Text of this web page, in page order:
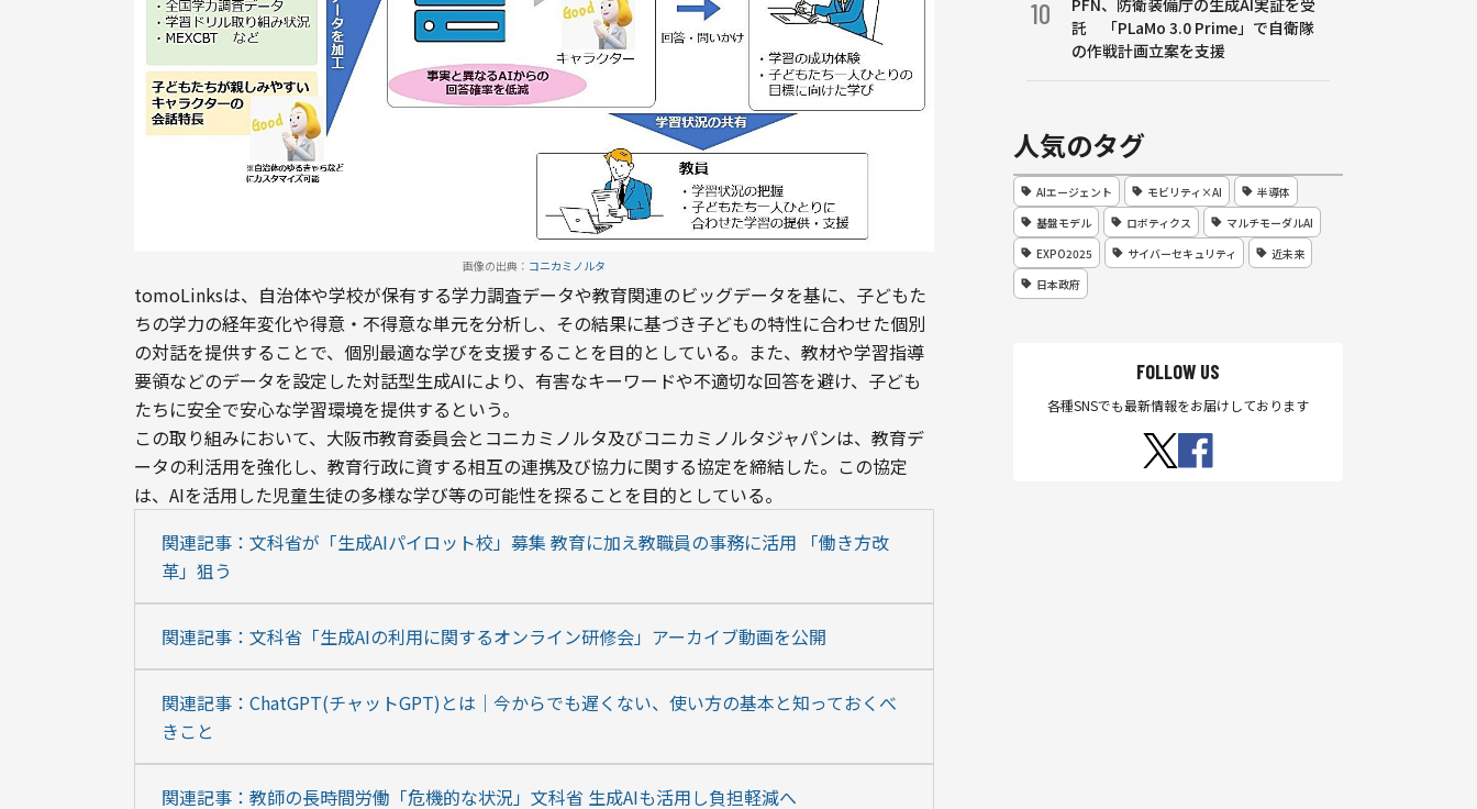
画像の出典： コニカミノルタ
tomoLinksは、自治体や学校が保有する学力調査データや教育関連のビッグデータを基に、子どもた
ちの学力の経年変化や得意・不得意な単元を分析し、その結果に基づき子どもの特性に合わせた個別
の対話を提供することで、個別最適な学びを支援することを目的としている。また、教材や学習指導
要領などのデータを設定した対話型生成AIにより、有害なキーワードや不適切な回答を避け、子ども
たちに安全で安心な学習環境を提供するという。
この取り組みにおいて、大阪市教育委員会とコニカミノルタ及びコニカミノルタジャパンは、教育デ
ータの利活用を強化し、教育行政に資する相互の連携及び協力に関する協定を締結した。この協定
は、AIを活用した児童生徒の多様な学び等の可能性を探ることを目的としている。
関連記事：文科省が「生成AIパイロット校」募集 教育に加え教職員の事務に活用 「働き方改
革」狙う
関連記事：文科省「生成AIの利用に関するオンライン研修会」アーカイブ動画を公開
関連記事：ChatGPT(チャットGPT)とは｜今からでも遅くない、使い方の基本と知っておくべ
きこと
関連記事：教師の長時間労働「危機的な状況」文科省 生成AIも活用し負担軽減へ
10
PFN、防衛装備庁の生成AI実証を受
託 「PLaMo 3.0 Prime」で自衛隊
の作戦計画立案を支援
人気のタグ
AIエージェント モビリティ×AI
半導体
基盤モデル
ロボティクス
マルチモーダルAI
EXPO2025
サイバーセキュリティ
近未来
日本政府
FOLLOW US
各種SNSでも最新情報をお届けしております